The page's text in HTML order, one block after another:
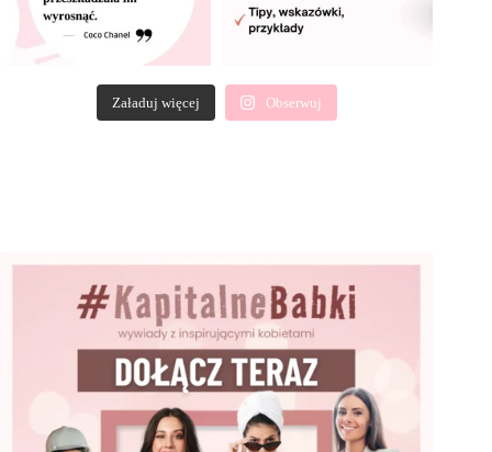
Załaduj więcej Obserwuj